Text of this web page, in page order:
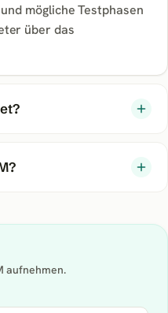
mögliche Testphasen
über das
aufnehmen.